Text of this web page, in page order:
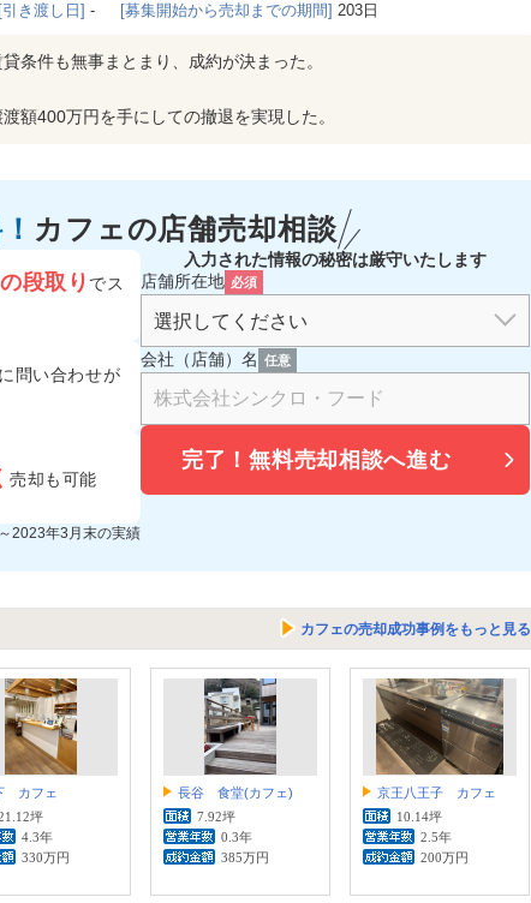
[引き渡し日] - [募集開始から売却までの期間] 203日
条件も無事まとまり、成約が決まった。
額400万円を手にしての撤退を実現した。
カフェの店舗売却相談
段取り でス
に 問い合わせが
売却も可能
2023年3月末の実績
入力された情報の秘密は厳守いたします
店舗所在地 必須
会社（店舗）名 任意
完了！無料売却相談へ進む
カフェの売却成功事例をもっと見る
カフェ
坪
4.3年
330万円
長谷 食堂(カフェ)
7.92坪
0.3年
385万円
京王八王子 カフェ
10.14坪
2.5年
200万円